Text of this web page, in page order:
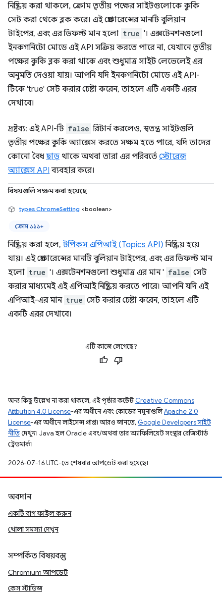
নিষ্ক্রিয় করা থাকলে, ক্রোম তৃতীয় পক্ষের সাইটগুলোকে কুকি
সেট করা থেকে ব্লক করে। এই প্রেফারেন্সের মানটি বুলিয়ান
টাইপের, এবং এর ডিফল্ট মান হলো true '। এক্সটেনশনগুলো
ইনকগনিটো মোডে এই API সক্রিয় করতে পারে না, যেখানে তৃতীয়
পক্ষের কুকি ব্লক করা থাকে এবং শুধুমাত্র সাইট লেভেলেই এর
অনুমতি দেওয়া যায়। আপনি যদি ইনকগনিটো মোডে এই API-
টিকে 'true' সেট করার চেষ্টা করেন, তাহলে এটি একটি এরর
দেখাবে।
দ্রষ্টব্য: এই API-টি false রিটার্ন করলেও, স্বতন্ত্র সাইটগুলি
তৃতীয় পক্ষের কুকি অ্যাক্সেস করতে সক্ষম হতে পারে, যদি তাদের
কোনো বৈধছাড়থাকে অথবা তারা এর পরিবর্তে স্টোরেজ
অ্যাক্সেস API ব্যবহার করে।
বিষয়গুলি সক্ষম করা হয়েছে
types.ChromeSetting <boolean>
ক্রোম ১১১+
নিষ্ক্রিয় করা হলে, টপিকস এপিআই (Topics API) নিষ্ক্রিয় হয়ে
যায়। এই প্রেফারেন্সের মানটি বুলিয়ান টাইপের, এবং এর ডিফল্ট মান
হলো true '। এক্সটেনশনগুলো শুধুমাত্র এর মান ' false সেট
করার মাধ্যমেই এই এপিআই নিষ্ক্রিয় করতে পারে। আপনি যদি এই
এপিআই-এর মান true সেট করার চেষ্টা করেন, তাহলে এটি
একটি এরর দেখাবে।
এটি কাজে লেগেছে?
অন্য কিছু উল্লেখ না করা থাকলে, এই পৃষ্ঠার কন্টেন্ট Creative Commons
Attribution 4.0 License-এর অধীনে এবং কোডের নমুনাগুলিApache 2.0
License-এর অধীনে লাইসেন্স প্রাপ্ত। আরও জানতে, Google Developers সাইট
নীতিদেখুন। Java হল Oracle এবং/অথবা তার অ্যাফিলিয়েট সংস্থার রেজিস্টার্ড
ট্রেডমার্ক।
2026-07-16 UTC-তে শেষবার আপডেট করা হয়েছে।
অবদান
একটি বাগ ফাইল করুন
খোলা সমস্যা দেখুন
সম্পর্কিত বিষয়বস্তু
Chromium আপডেট
কেস স্টাডিজ